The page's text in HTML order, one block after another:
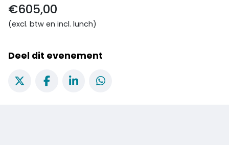
€605,00
(excl. btw en incl. lunch)
Deel dit evenement